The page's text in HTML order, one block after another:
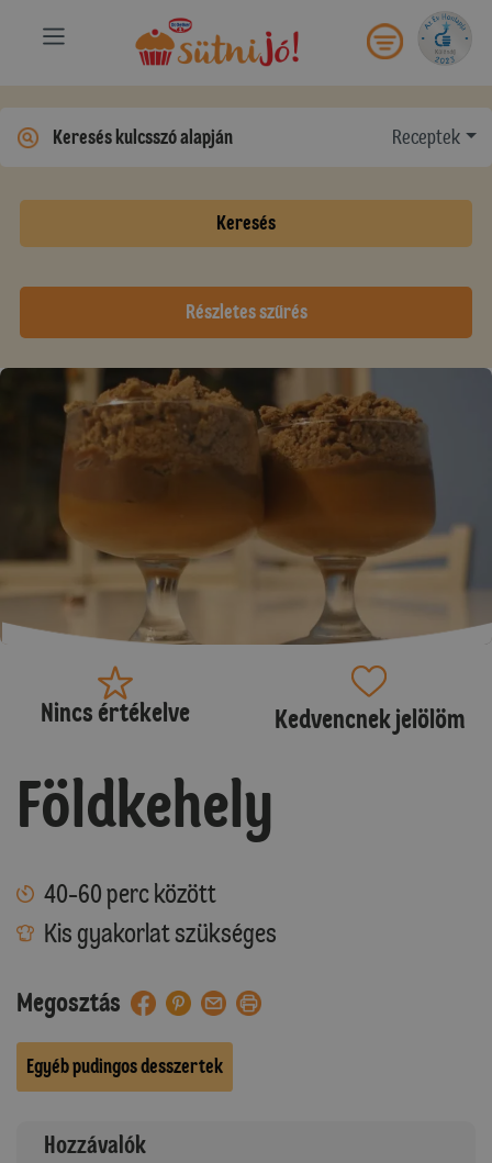
Receptek
Keresés
Részletes szűrés
Nincs értékelve Kedvencnek jelölöm
Földkehely
40-60 perc között
Kis gyakorlat szükséges
Megosztás
Egyéb pudingos desszertek
Hozzávalók